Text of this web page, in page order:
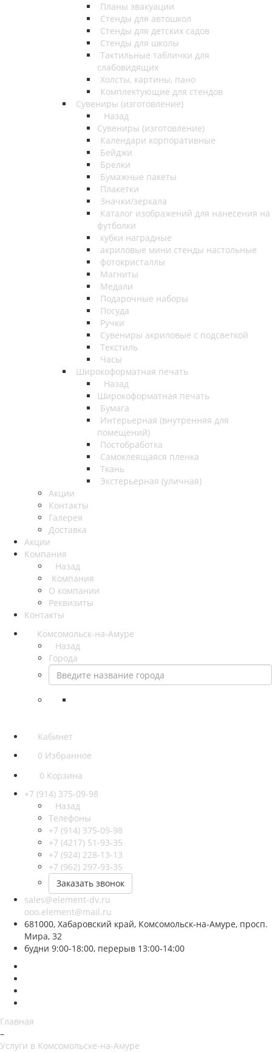
Планы эвакуации
Стенды для автошкол
Стенды для детских садов
Стенды для школы
Тактильные таблички для
слабовидящих
Холсты, картины, пано
Комплектующие для стендов
Сувениры (изготовление)
Назад
Сувениры (изготовление)
Календари корпоративные
Бейджи
Брелки
Бумажные пакеты
Плакетки
Значки/зеркала
Каталог изображений для нанесения на
футболки
кубки наградные
акриловые мини стенды настольные
фотокристаллы
Магниты
Медали
Подарочные наборы
Посуда
Ручки
Сувениры акриловые с подсветкой
Текстиль
Часы
Широкоформатная печать
Назад
Широкоформатная печать
Бумага
Интерьерная (внутренняя для
помещений)
Постобработка
Самоклеящаяся пленка
Ткань
Экстерьерная (уличная)
Акции
Контакты
Галерея
Доставка
Акции
Компания
Назад
Компания
О компании
Реквизиты
Контакты
Комсомольск-на-Амуре
Назад
Города
Кабинет
0 Избранное
0 Корзина
+7 (914) 375-09-98
Назад
Телефоны
+7 (914) 375-09-98
+7 (4217) 51-93-35
+7 (924) 228-13-13
+7 (962) 297-93-35
Заказать звонок
sales@element-dv.ru
ooo.element@mail.ru
681000, Хабаровский край, Комсомольск-на-Амуре, просп.
Мира, 32
будни 9:00-18:00, перерыв 13:00-14:00
Главная
–
Услуги в Комсомольске-на-Амуре